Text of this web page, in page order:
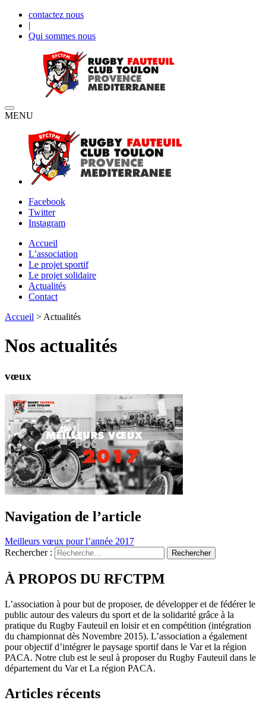
contactez nous
|
Qui sommes nous
MENU
Facebook
Twitter
Instagram
Accueil
L’association
Le projet sportif
Le projet solidaire
Actualités
Contact
Accueil > Actualités
Nos actualités
vœux
Navigation de l’article
Meilleurs vœux pour l’année 2017
Rechercher :
À PROPOS DU RFCTPM
L’association à pour but de proposer, de développer et de fédérer le
public autour des valeurs du sport et de la solidarité grâce à la
pratique du Rugby Fauteuil en loisir et en compétition (intégration
du championnat dès Novembre 2015). L’association a également
pour objectif d’intégrer le paysage sportif dans le Var et la région
PACA. Notre club est le seul à proposer du Rugby Fauteuil dans le
département du Var et La région PACA.
Articles récents